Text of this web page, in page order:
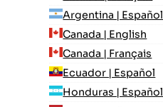
Argentina | Español
Canada | English
Canada | Français
Ecuador | Español
Honduras | Español